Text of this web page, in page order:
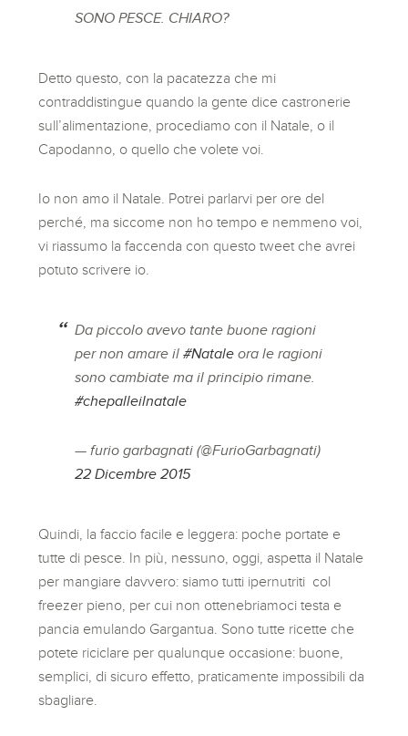
SONO PESCE. CHIARO?
Detto questo, con la pacatezza che mi
contraddistingue quando la gente dice castronerie
sull’alimentazione, procediamo con il Natale, o il
Capodanno, o quello che volete voi.
Io non amo il Natale. Potrei parlarvi per ore del
perché, ma siccome non ho tempo e nemmeno voi,
vi riassumo la faccenda con questo tweet che avrei
potuto scrivere io.
Da piccolo avevo tante buone ragioni
per non amare il#Natale ora le ragioni
sono cambiate ma il principio rimane.
#chepalleilnatale
— furio garbagnati (@FurioGarbagnati)
22 Dicembre 2015
Quindi, la faccio facile e leggera: poche portate e
tutte di pesce. In più, nessuno, oggi, aspetta il Natale
per mangiare davvero: siamo tutti ipernutriti col
freezer pieno, per cui non ottenebriamoci testa e
pancia emulando Gargantua. Sono tutte ricette che
potete riciclare per qualunque occasione: buone,
semplici, di sicuro effetto, praticamente impossibili da
sbagliare.